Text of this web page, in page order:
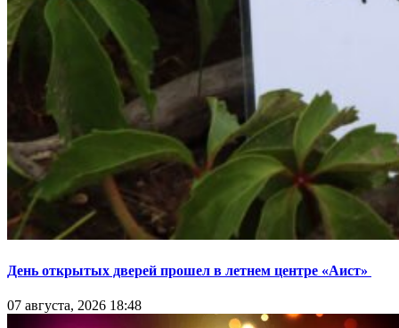
День открытых дверей прошел в летнем центре «Аист»
07 августа, 2026 18:48